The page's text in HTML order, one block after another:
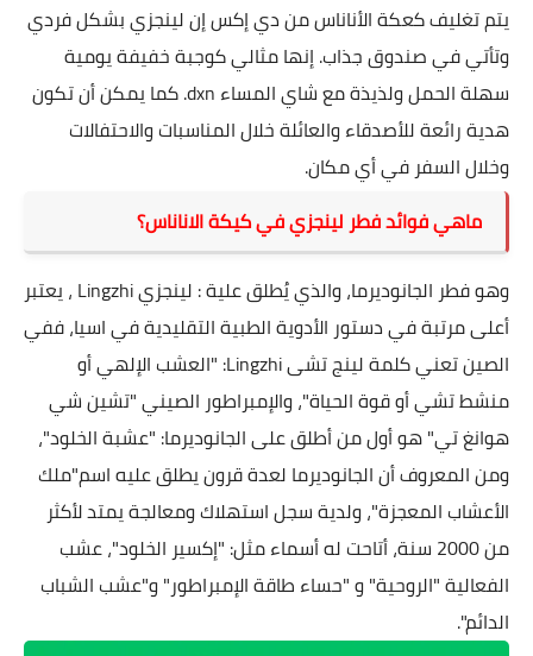
يتم تغليف كعكة الأناناس من دي إكس إن لينجزي بشكل فردي
وتأتي في صندوق جذاب. إنها مثالي كوجبة خفيفة يومية
سهلة الحمل ولذيذة مع شاي المساء dxn. كما يمكن أن تكون
هدية رائعة للأصدقاء والعائلة خلال المناسبات والاحتفالات
وخلال السفر في أي مكان.
ماهي فوائد فطر لينجزي في كيكة الاناناس؟
وهو فطر الجانوديرما، والذي يُطلق علية : لينجزي Lingzhi ، يعتبر
أعلى مرتبة في دستور الأدوية الطبية التقليدية في اسيا، ففي
الصين تعني كلمة لينج تشى Lingzhi: "العشب الإلهي أو
منشط تشي أو قوة الحياة"، والإمبراطور الصيني "تشين شي
هوانغ تي" هو أول من أطلق على الجانوديرما: "عشبة الخلود"،
ومن المعروف أن الجانوديرما لعدة قرون يطلق عليه اسم"ملك
الأعشاب المعجزة"، ولدية سجل استهلاك ومعالجة يمتد لأكثر
من 2000 سنة، أتاحت له أسماء مثل: "إكسير الخلود"، عشب
الفعالية "الروحية" و "حساء طاقة الإمبراطور" و"عشب الشباب
الدائم".